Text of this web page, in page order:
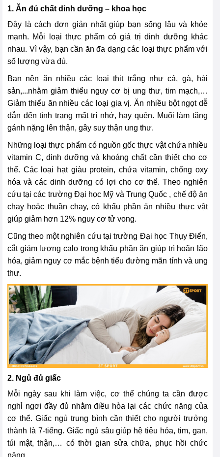
1. Ăn đủ chất dinh dưỡng – khoa học
Đây là cách đơn giản nhất giúp bạn sống lâu và khỏe
mạnh. Mỗi loại thực phẩm có giá trị dinh dưỡng khác
nhau. Vì vậy, bạn cần ăn đa dạng các loại thực phẩm với
số lượng vừa đủ.
Bạn nên ăn nhiều các loại thịt trắng như cá, gà, hải
sản,...nhằm giảm thiểu nguy cơ bị ung thư, tim mạch,…
Giảm thiểu ăn nhiều các loại gia vị. Ăn nhiều bột ngọt dễ
dẫn đến tình trạng mất trí nhớ, hay quên. Muối làm tăng
gánh nặng lên thận, gây suy thận ung thư.
Những loại thực phẩm có nguồn gốc thực vật chứa nhiều
vitamin C, dinh dưỡng và khoáng chất cần thiết cho cơ
thể. Các loại hạt giàu protein, chứa vitamin, chống oxy
hóa và các dinh dưỡng có lợi cho cơ thể. Theo nghiên
cứu tại các trường Đại học Mỹ và Trung Quốc , chế độ ăn
chay hoặc thuần chay, có khẩu phần ăn nhiều thực vật
giúp giảm hơn 12% nguy cơ tử vong.
Cũng theo một nghiên cứu tại trường Đại học Thụy Điển,
cắt giảm lượng calo trong khẩu phần ăn giúp trì hoãn lão
hóa, giảm nguy cơ mắc bệnh tiểu đường mãn tính và ung
thư.
2. Ngủ đủ giấc
Mỗi ngày sau khi làm việc, cơ thể chúng ta cần được
nghỉ ngơi đầy đủ nhằm điều hòa lại các chức năng của
cơ thể. Giấc ngủ trung bình cần thiết cho người trưởng
thành là 7-tiếng. Giấc ngủ sâu giúp hệ tiêu hóa, tim, gan,
túi mật, thận,… có thời gian sửa chữa, phục hồi chức